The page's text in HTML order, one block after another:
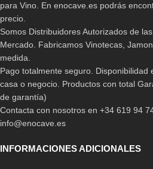
para Vino. En enocave.es podrás
precio.
Somos Distribuidores Autorizados de
Mercado. Fabricamos Vinotecas,
medida.
Pago totalmente seguro. Disponibilidad
casa o negocio. Productos con total
de garantía)
Contacta con nosotros en +34 619 94
info@enocave.es
INFORMACIONES ADICIONALES